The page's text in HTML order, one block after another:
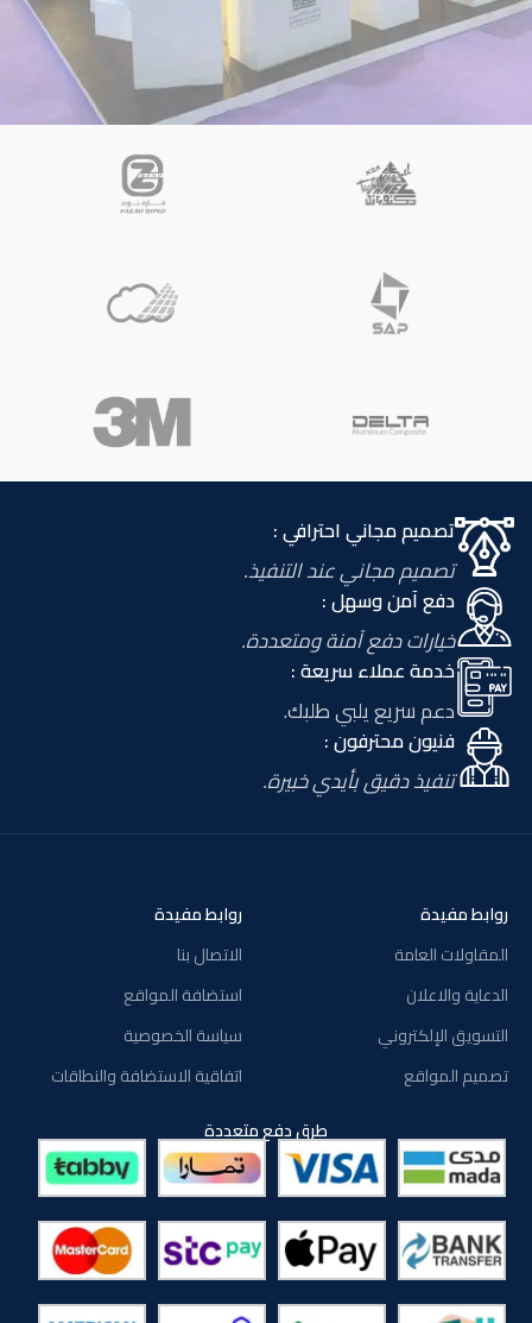
تنفيذ بوثات المعارض والمؤتمرات
جــامعة الأمير سطام بن عبدالـعزيز
تصميم مجاني احترافي :
تصميم مجاني عند التنفيذ.
دفع آمن وسهل :
خيارات دفع آمنة ومتعددة.
خدمة عملاء سريعة :
دعم سريع يلبي طلبك.
فنيون محترفون :
تنفيذ دقيق بأيدي خبيرة.
روابط مفيدة
المقاولات العامة
الدعاية والاعلان
التسويق الإلكتروني
تصميم المواقع
روابط مفيدة
الاتصال بنا
استضافة المواقع
سياسة الخصوصية
اتفاقية الاستضافة والنطاقات
طرق دفع متعددة